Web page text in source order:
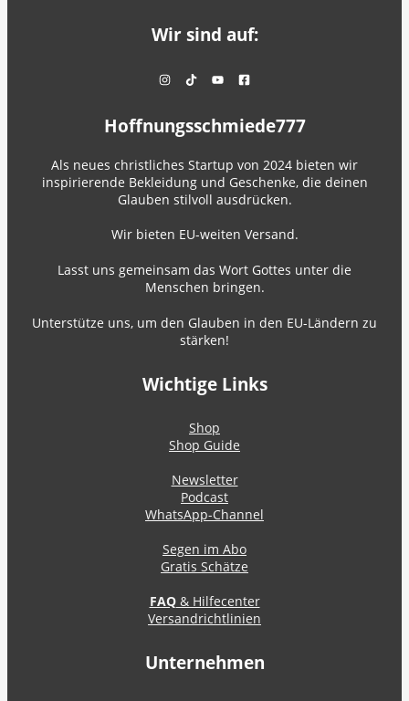
Wir sind auf:
Hoffnungsschmiede777
Als neues christliches Startup von 2024 bieten wir
inspirierende Bekleidung und Geschenke, die deinen
Glauben stilvoll ausdrücken.
Wir bieten EU-weiten Versand.
Lasst uns gemeinsam das Wort Gottes unter die
Menschen bringen.
Unterstütze uns, um den Glauben in den EU-Ländern zu
stärken!
Wichtige Links
Shop
Shop Guide
Newsletter
Podcast
WhatsApp-Channel
Segen im Abo
Gratis Schätze
FAQ& Hilfecenter
Versandrichtlinien
Unternehmen